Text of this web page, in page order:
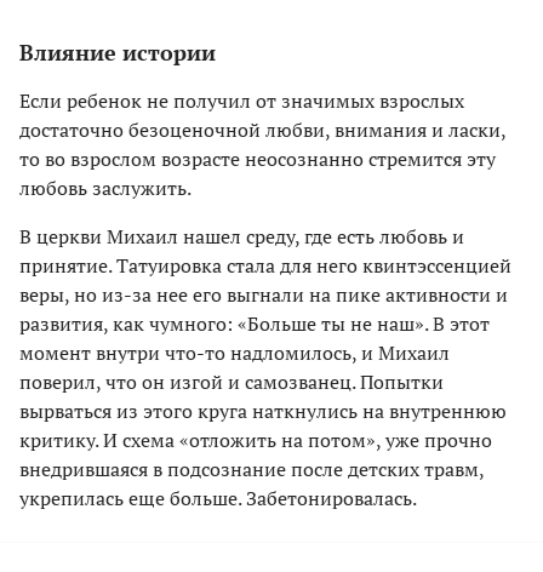
Влияние истории
Если ребенок не получил от значимых взрослых
достаточно безоценочной любви, внимания и ласки,
то во взрослом возрасте неосознанно стремится эту
любовь заслужить.
В церкви Михаил нашел среду, где есть любовь и
принятие. Татуировка стала для него квинтэссенцией
веры, но из-за нее его выгнали на пике активности и
развития, как чумного: «Больше ты не наш». В этот
момент внутри что-то надломилось, и Михаил
поверил, что он изгой и самозванец. Попытки
вырваться из этого круга наткнулись на внутреннюю
критику. И схема «отложить на потом», уже прочно
внедрившаяся в подсознание после детских травм,
укрепилась еще больше. Забетонировалась.